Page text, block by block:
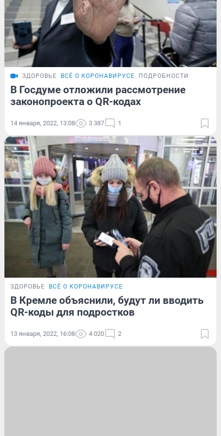
ЗДОРОВЬЕ ВСЁ О КОРОНАВИРУСЕ ПОДРОБНОСТИ
В Госдуме отложили рассмотрение
законопроекта о QR-кодах
14 января, 2022, 13:08 3 387 1
ЗДОРОВЬЕ ВСЁ О КОРОНАВИРУСЕ
В Кремле объяснили, будут ли вводить
QR-коды для подростков
13 января, 2022, 16:08 4 020 2